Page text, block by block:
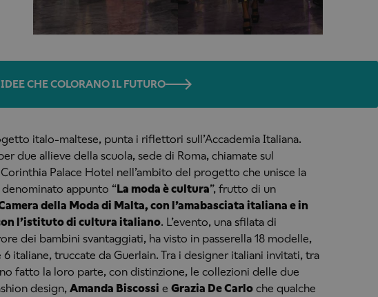
CHE COLORANO IL FUTURO
italo-maltese, punta i riflettori sull’Accademia Italiana.
due allieve della scuola, sede di Roma, chiamate sul
Palace Hotel nell’ambito del progetto che unisce la
appunto “La moda è cultura”, frutto di un
della Moda di Malta, con l’amabasciata italiana e in
l’istituto di cultura italiano. L’evento, una sfilata di
dei bambini svantaggiati, ha visto in passerella 18 modelle,
6 italiane, truccate da Guerlain. Tra i designer italiani invitati, tra
fatto la loro parte, con distinzione, le collezioni delle due
design, Amanda Biscossi e Grazia De Carloche qualche